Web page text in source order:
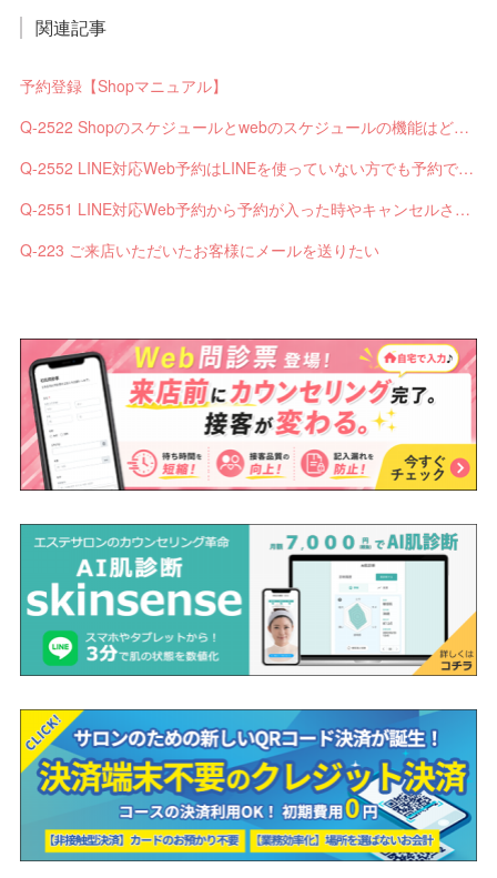
関連記事
予約登録【Shopマニュアル】
Q-2522 Shopのスケジュールとwebのスケジュールの機能はどう違いますか？
Q-2552 LINE対応Web予約はLINEを使っていない方でも予約できますか？
Q-2551 LINE対応Web予約から予約が入った時やキャンセルされた時、サロンやお客様へは通知されますか？
Q-223 ご来店いただいたお客様にメールを送りたい